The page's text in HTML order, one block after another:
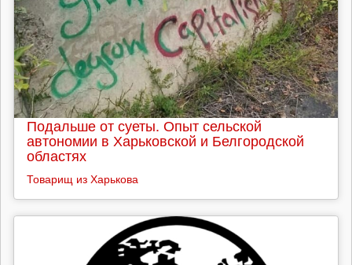
Подальше от суеты. Опыт сельской
автономии в Харьковской и Белгородской
областях
Товарищ из Харькова